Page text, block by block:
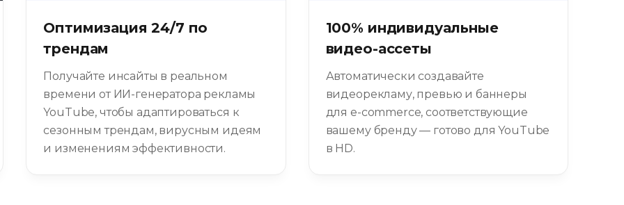
Оптимизация 24/7 по
трендам
Получайте инсайты в реальном
времени от ИИ-генератора рекламы
YouTube, чтобы адаптироваться к
сезонным трендам, вирусным идеям
и изменениям эффективности.
100% индивидуальные
видео-ассеты
Автоматически создавайте
видеорекламу, превью и баннеры
для e-commerce, соответствующие
вашему бренду — готово для YouTube
в HD.